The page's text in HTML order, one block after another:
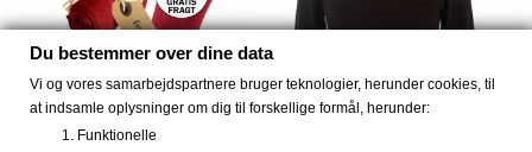
UDSOLGT
Du bestemmer over dine data
Vi og vores samarbejdspartnere bruger teknologier, herunder cookies, til
at indsamle oplysninger om dig til forskellige formål, herunder:
Funktionelle